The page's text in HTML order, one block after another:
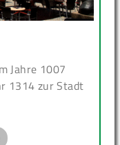
Jahre 1007
1314 zur Stadt